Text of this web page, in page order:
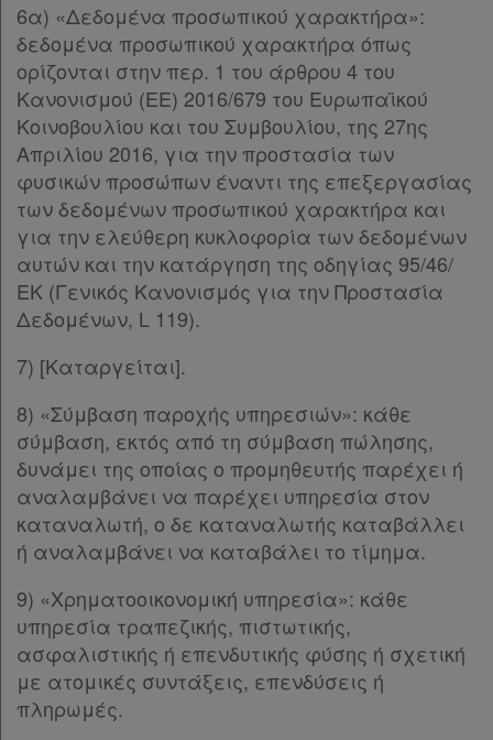
Παρ.1
Παρ.2
Άρθρο 4θ [-]
Παρ.1
Παρ.2
Παρ.3
Παρ.4
Παρ.5
Παρ.6
Παρ.7
Παρ.8
Παρ.9
Παρ.10
Παρ.11
ΜΕΡΟΣ ΤΕΤΑΡΤΟ [-]
Άρθρο 5 [-]
Παρ.1
Παρ.2
Παρ.3
Άρθρο 5α
[-]
Παρ.1α
Παρ.1β
Παρ.2
Παρ.3
Παρ.4
6α) «Δεδομένα προσωπικού χαρακτήρα»:
δεδομένα προσωπικού χαρακτήρα όπως
ορίζονται στην περ. 1 του άρθρου 4 του
Κανονισμού (ΕΕ) 2016/679 του Ευρωπαϊκού
Κοινοβουλίου και του Συμβουλίου, της 27ης
Απριλίου 2016, για την προστασία των
φυσικών προσώπων έναντι της επεξεργασίας
των δεδομένων προσωπικού χαρακτήρα και
για την ελεύθερη κυκλοφορία των δεδομένων
αυτών και την κατάργηση της οδηγίας 95/46/
ΕΚ (Γενικός Κανονισμός για την Προστασία
Δεδομένων, L 119).
7) [Καταργείται].
8) «Σύμβαση παροχής υπηρεσιών»: κάθε
σύμβαση, εκτός από τη σύμβαση πώλησης,
δυνάμει της οποίας ο προμηθευτής παρέχει ή
αναλαμβάνει να παρέχει υπηρεσία στον
καταναλωτή, ο δε καταναλωτής καταβάλλει
ή αναλαμβάνει να καταβάλει το τίμημα.
9) «Χρηματοοικονομική υπηρεσία»: κάθε
υπηρεσία τραπεζικής, πιστωτικής,
ασφαλιστικής ή επενδυτικής φύσης ή σχετική
με ατομικές συντάξεις, επενδύσεις ή
πληρωμές.